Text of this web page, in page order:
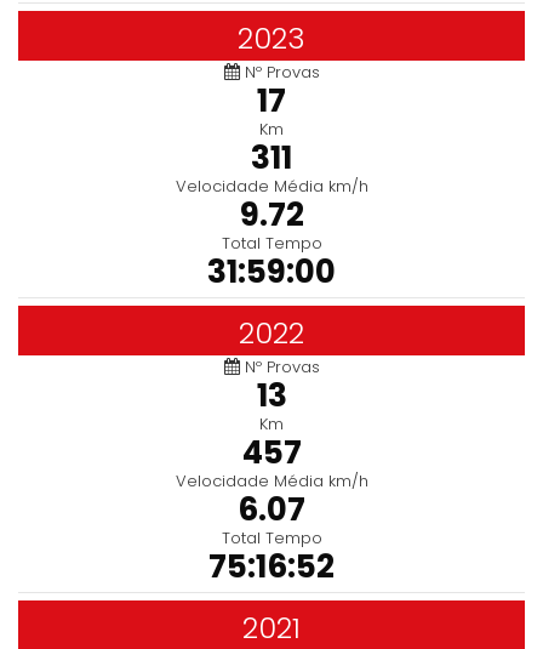
2023
Nº Provas
17
Km
311
Velocidade Média km/h
9.72
Total Tempo
31:59:00
2022
Nº Provas
13
Km
457
Velocidade Média km/h
6.07
Total Tempo
75:16:52
2021